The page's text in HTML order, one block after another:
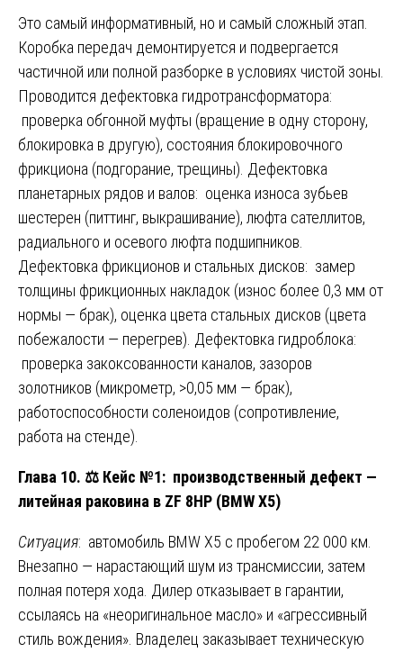
Это самый информативный, но и самый сложный этап.
Коробка передач демонтируется и подвергается
частичной или полной разборке в условиях чистой зоны.
Проводится дефектовка гидротрансформатора:
проверка обгонной муфты (вращение в одну сторону,
блокировка в другую), состояния блокировочного
фрикциона (подгорание, трещины). Дефектовка
планетарных рядов и валов: оценка износа зубьев
шестерен (питтинг, выкрашивание), люфта сателлитов,
радиального и осевого люфта подшипников.
Дефектовка фрикционов и стальных дисков: замер
толщины фрикционных накладок (износ более 0,3 мм от
нормы — брак), оценка цвета стальных дисков (цвета
побежалости — перегрев). Дефектовка гидроблока:
проверка закоксованности каналов, зазоров
золотников (микрометр, >0,05 мм — брак),
работоспособности соленоидов (сопротивление,
работа на стенде).
Глава 10. ⚖️ Кейс №1: производственный дефект —
литейная раковина в ZF 8HP (BMW X5)
Ситуация: автомобиль BMW X5 с пробегом 22 000 км.
Внезапно — нарастающий шум из трансмиссии, затем
полная потеря хода. Дилер отказывает в гарантии,
ссылаясь на «неоригинальное масло» и «агрессивный
стиль вождения». Владелец заказывает техническую